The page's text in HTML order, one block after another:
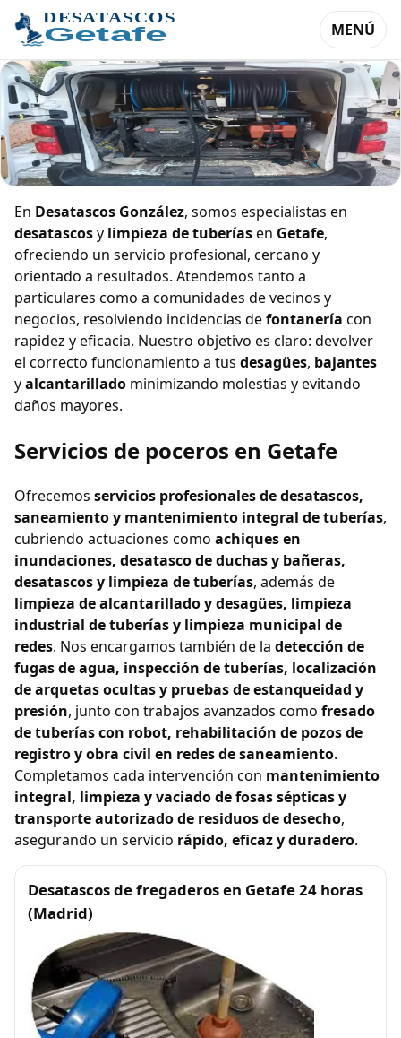
MENÚ
Desatascos y limpieza de tuberías en
Getafe
En Desatascos González, somos especialistas en
desatascosy limpieza de tuberíasen Getafe,
ofreciendo un servicio profesional, cercano y
orientado a resultados. Atendemos tanto a
particulares como a comunidades de vecinos y
negocios, resolviendo incidencias defontanería con
rapidez y eficacia. Nuestro objetivo es claro: devolver
el correcto funcionamiento a tus desagües, bajantes
yalcantarillado minimizando molestias y evitando
daños mayores.
Servicios de poceros en Getafe
Ofrecemos servicios profesionales de desatascos,
saneamiento y mantenimiento integral de tuberías,
cubriendo actuaciones como achiques en
inundaciones, desatasco de duchas y bañeras,
desatascos y limpieza de tuberías, además de
limpieza de alcantarillado y desagües, limpieza
industrial de tuberías y limpieza municipal de
redes. Nos encargamos también de la detección de
fugas de agua, inspección de tuberías, localización
de arquetas ocultas y pruebas de estanqueidad y
presión, junto con trabajos avanzados como fresado
de tuberías con robot, rehabilitación de pozos de
registro y obra civil en redes de saneamiento.
Completamos cada intervención con mantenimiento
integral, limpieza y vaciado de fosas sépticas y
transporte autorizado de residuos de desecho,
asegurando un servicio rápido, eficaz y duradero.
Desatascos de fregaderos en Getafe 24 horas
(Madrid)